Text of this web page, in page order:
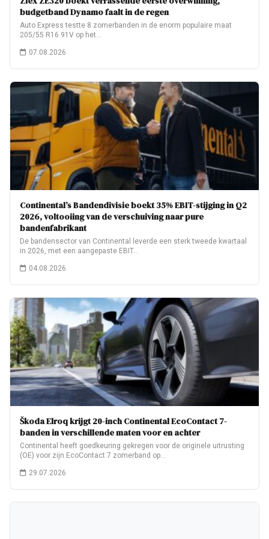
budgetband Dynamo faalt in de regen
Auto Express testte 8 zomerbanden in de enorm populaire maat
205/55 R16 91V op het…
07.08.2026
Continental’s Bandendivisie boekt 35% EBIT-stijging in Q2
2026, voltooiing van de verschuiving naar pure
bandenfabrikant
De bandensector van Continental leverde een sterk tweede kwartaal
in 2026, met een aangepaste EBIT…
04.08.2026
Škoda Elroq krijgt 20-inch Continental EcoContact 7-
banden in verschillende maten voor en achter
Continental heeft goedkeuring gekregen voor de originele uitrusting
(OE) voor zijn EcoContact 7 zomerband op…
29.07.2026